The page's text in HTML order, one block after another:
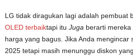
LG tidak diragukan lagi adalah pembuat
OLED terbaiktapi itu Juga berarti
harga yang bagus. Jika Anda mengincar
2025 tetapi masih menunggu diskon